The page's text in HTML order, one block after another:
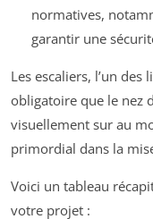
normatives,
garantir une
Les escaliers, l’un
obligatoire que le nez
visuellement sur au
primordial dans la
Voici un tableau
votre projet :